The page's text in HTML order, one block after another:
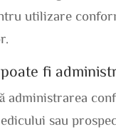
utilizare
fi
administrarea
sau